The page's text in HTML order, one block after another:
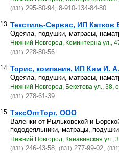
(831) 295-80-94, 8-910-134-84-80
13. Текстиль-Сервис, ИП Катков
Одеяла, подушки, матрасы,
Нижний Новгород, Коминтерна ул.,
(831) 228-80-56
14. Торис, компания, ИП Ким И. А.
Одеяла, подушки, матрасы,
Нижний Новгород, Бекетова ул., 38,
(831) 278-61-39
15. ТэксОптТорг, ООО
Валенки от Рыльковской и
пододеяльники, матрацы,
Нижний Новгород, Канавинская ул., 3
(831) 246-43-58, (831) 277-99-02,